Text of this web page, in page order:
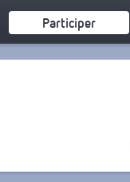
Participer